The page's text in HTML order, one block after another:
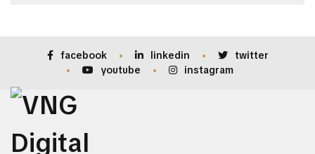
facebook linkedin
twitter
youtube
instagram